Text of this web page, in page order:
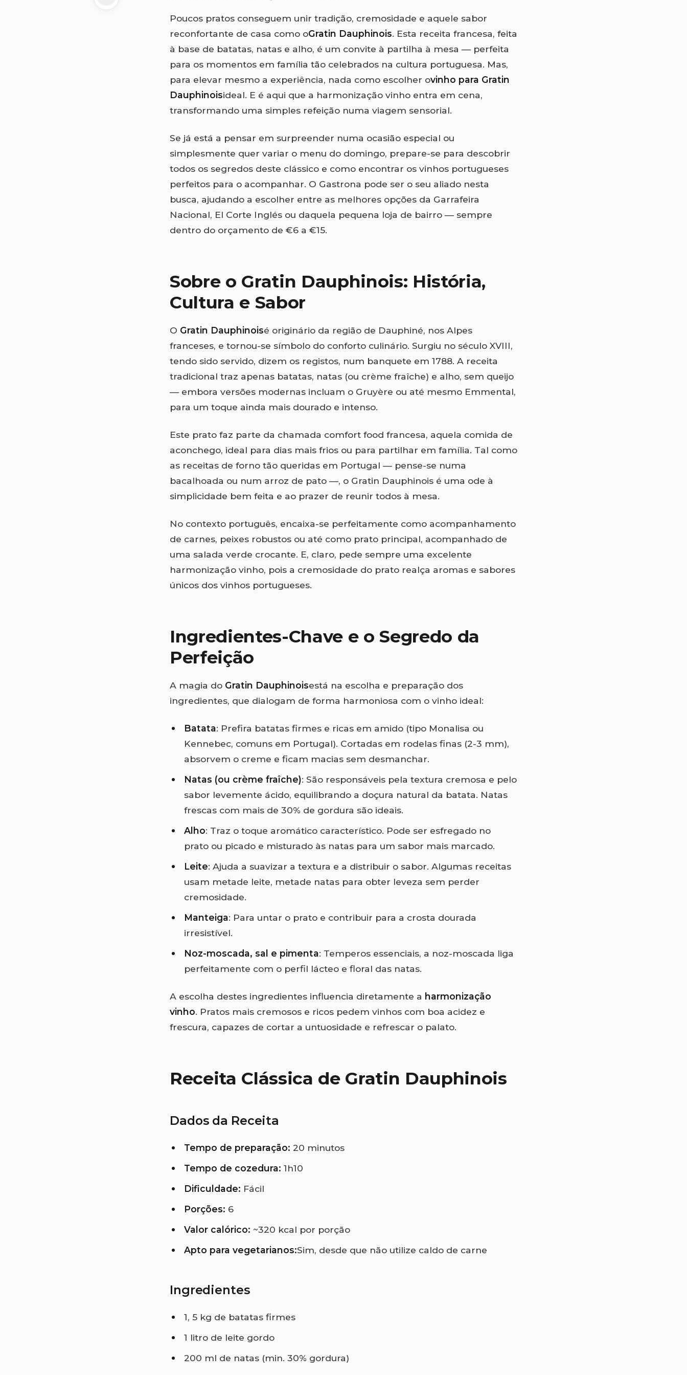
Poucos pratos conseguem unir tradição, cremosidade e aquele sabor
reconfortante de casa como oGratin Dauphinois. Esta receita francesa, feita
à base de batatas, natas e alho, é um convite à partilha à mesa — perfeita
para os momentos em família tão celebrados na cultura portuguesa. Mas,
para elevar mesmo a experiência, nada como escolher ovinho para Gratin
Dauphinoisideal. E é aqui que a harmonização vinho entra em cena,
transformando uma simples refeição numa viagem sensorial.
Se já está a pensar em surpreender numa ocasião especial ou
simplesmente quer variar o menu do domingo, prepare-se para descobrir
todos os segredos deste clássico e como encontrar os vinhos portugueses
perfeitos para o acompanhar. O Gastrona pode ser o seu aliado nesta
busca, ajudando a escolher entre as melhores opções da Garrafeira
Nacional, El Corte Inglés ou daquela pequena loja de bairro — sempre
dentro do orçamento de €6 a €15.
Sobre o Gratin Dauphinois: História,
Cultura e Sabor
O Gratin Dauphinoisé originário da região de Dauphiné, nos Alpes
franceses, e tornou-se símbolo do conforto culinário. Surgiu no século XVIII,
tendo sido servido, dizem os registos, num banquete em 1788. A receita
tradicional traz apenas batatas, natas (ou crème fraîche) e alho, sem queijo
— embora versões modernas incluam o Gruyère ou até mesmo Emmental,
para um toque ainda mais dourado e intenso.
Este prato faz parte da chamada comfort food francesa, aquela comida de
aconchego, ideal para dias mais frios ou para partilhar em família. Tal como
as receitas de forno tão queridas em Portugal — pense-se numa
bacalhoada ou num arroz de pato —, o Gratin Dauphinois é uma ode à
simplicidade bem feita e ao prazer de reunir todos à mesa.
No contexto português, encaixa-se perfeitamente como acompanhamento
de carnes, peixes robustos ou até como prato principal, acompanhado de
uma salada verde crocante. E, claro, pede sempre uma excelente
harmonização vinho, pois a cremosidade do prato realça aromas e sabores
únicos dos vinhos portugueses.
Ingredientes-Chave e o Segredo da
Perfeição
A magia do Gratin Dauphinoisestá na escolha e preparação dos
ingredientes, que dialogam de forma harmoniosa com o vinho ideal:
Batata: Prefira batatas firmes e ricas em amido (tipo Monalisa ou
Kennebec, comuns em Portugal). Cortadas em rodelas finas (2-3 mm),
absorvem o creme e ficam macias sem desmanchar.
Natas (ou crème fraîche): São responsáveis pela textura cremosa e pelo
sabor levemente ácido, equilibrando a doçura natural da batata. Natas
frescas com mais de 30% de gordura são ideais.
Alho: Traz o toque aromático característico. Pode ser esfregado no
prato ou picado e misturado às natas para um sabor mais marcado.
Leite: Ajuda a suavizar a textura e a distribuir o sabor. Algumas receitas
usam metade leite, metade natas para obter leveza sem perder
cremosidade.
Manteiga: Para untar o prato e contribuir para a crosta dourada
irresistível.
Noz-moscada, sal e pimenta: Temperos essenciais, a noz-moscada liga
perfeitamente com o perfil lácteo e floral das natas.
A escolha destes ingredientes influencia diretamente a harmonização
vinho. Pratos mais cremosos e ricos pedem vinhos com boa acidez e
frescura, capazes de cortar a untuosidade e refrescar o palato.
Receita Clássica de Gratin Dauphinois
Dados da Receita
Tempo de preparação: 20 minutos
Tempo de cozedura: 1h10
Dificuldade: Fácil
Porções: 6
Valor calórico: ~320 kcal por porção
Apto para vegetarianos:Sim, desde que não utilize caldo de carne
Ingredientes
1, 5 kg de batatas firmes
1 litro de leite gordo
200 ml de natas (min. 30% gordura)